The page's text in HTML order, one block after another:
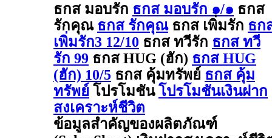
ธกส มอบรัก ธกส มอบรัก ๑/๑ ธกส
รักคุณ ธกส รักคุณ ธกส เพิ่มรัก ธก
เพิ่มรัก3 12/10 ธกส ทวีรัก ธกส ทวี
รัก 99 ธกส HUG (ฮัก) ธกส HUG
(ฮัก) 10/5 ธกส คุ้มทรัพย์ ธกส คุ้ม
ทรัพย์ โปรโมชัน โปรโมชันเงินฝาก
สงเคราะห์ชีวิต
ข้อมูลสำคัญของผลิตภัณฑ์